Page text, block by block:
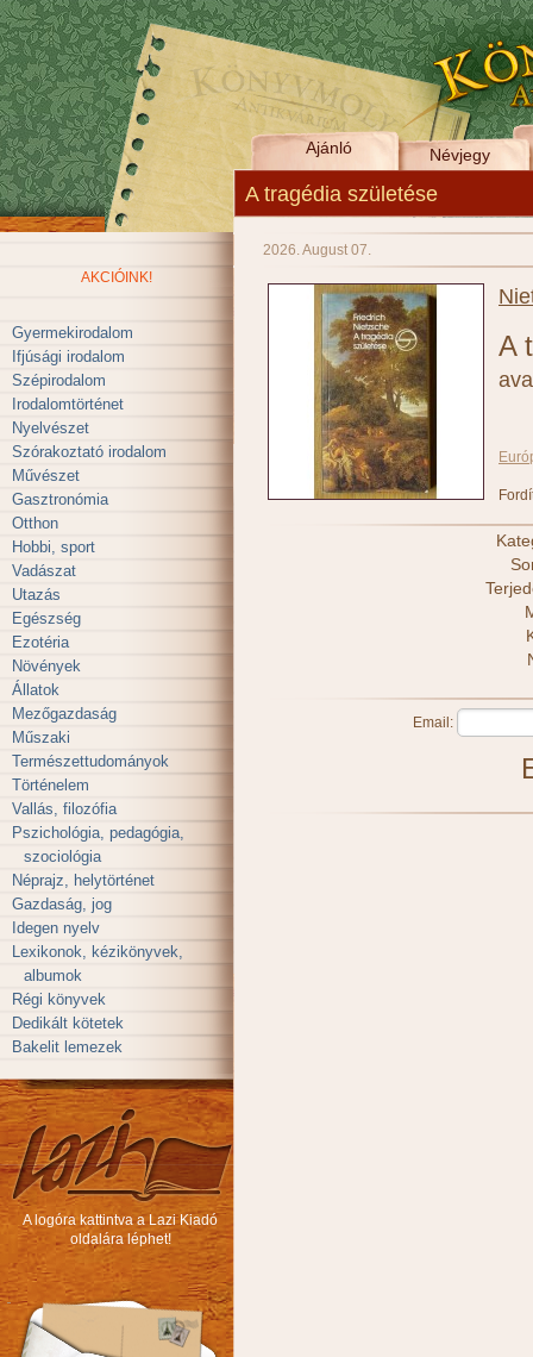
Ajánló Névjegy
A tragédia születése
AKCIÓINK!
Gyermekirodalom
Ifjúsági irodalom
Szépirodalom
Irodalomtörténet
Nyelvészet
Szórakoztató irodalom
Művészet
Gasztronómia
Otthon
Hobbi, sport
Vadászat
Utazás
Egészség
Ezotéria
Növények
Állatok
Mezőgazdaság
Műszaki
Természettudományok
Történelem
Vallás, filozófia
Pszichológia, pedagógia,
szociológia
Néprajz, helytörténet
Gazdaság, jog
Idegen nyelv
Lexikonok, kézikönyvek,
albumok
Régi könyvek
Dedikált kötetek
Bakelit lemezek
A logóra kattintva a Lazi Kiadó
oldalára léphet!
2026. August 07.
A
Email: